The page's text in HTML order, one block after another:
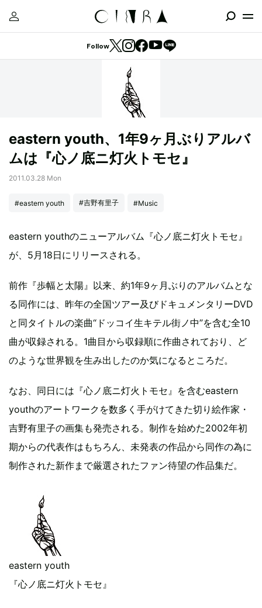
Follow
eastern youth、1年9ヶ月ぶりアルバ
ムは『心ノ底ニ灯火トモセ』
2011.03.28 Mon
#eastern youth #吉野有里子 #Music
eastern youthのニューアルバム『心ノ底ニ灯火トモセ』
が、5月18日にリリースされる。
前作『歩幅と太陽』以来、約1年9ヶ月ぶりのアルバムとな
る同作には、昨年の全国ツアー及びドキュメンタリーDVD
と同タイトルの楽曲“ドッコイ生キテル街ノ中”を含む全10
曲が収録される。1曲目から収録順に作曲されており、ど
のような世界観を生み出したのか気になるところだ。
なお、同日には『心ノ底ニ灯火トモセ』を含むeastern
youthのアートワークを数多く手がけてきた切り絵作家・
吉野有里子の画集も発売される。制作を始めた2002年初
期からの代表作はもちろん、未発表の作品から同作の為に
制作された新作まで厳選されたファン待望の作品集だ。
eastern youth
『心ノ底ニ灯火トモセ』